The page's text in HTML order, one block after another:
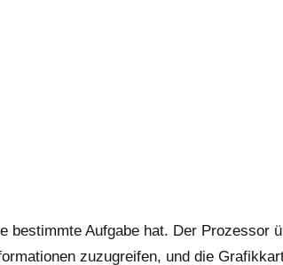
bestimmte Aufgabe hat. Der Prozessor
zuzugreifen, und die